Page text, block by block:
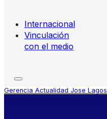
Internacional
Vinculación
con el medio
Gerencia Actualidad Jose Lagos